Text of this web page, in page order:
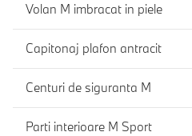
Volan M imbracat in piele
Capitonaj plafon antracit
Centuri de siguranta M
Parti interioare M Sport